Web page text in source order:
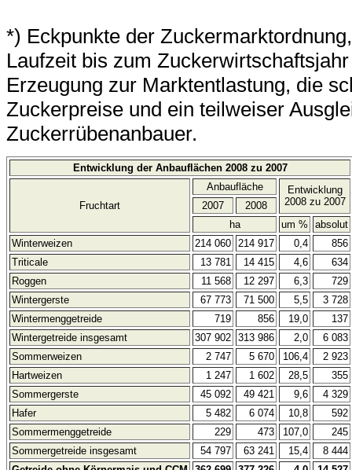
*) Eckpunkte der
Laufzeit bis zum
Erzeugung zur Marktentlastung, die
Zuckerpreise und ein teilweiser
Zuckerrübenanbauer.
Entwicklung der Anbauflächen 2008 zu 2007
Fruchtart
Anbaufläche
Entwicklung
2008 zu 2007
2007
2008
ha
um %
absolut
Winterweizen
214 060 214 917 0,4
856
Triticale
13 781 14 415 4,6
634
Roggen
11 568 12 297 6,3
729
Wintergerste
67 773 71 500 5,5
3 728
Wintermenggetreide
719 856 19,0
137
Wintergetreide insgesamt
307 902 313 986 2,0
6 083
Sommerweizen
2 747 5 670 106,4
2 923
Hartweizen
1 247 1 602 28,5
355
Sommergerste
45 092 49 421 9,6
4 329
Hafer
5 482 6 074 10,8
592
Sommermenggetreide
229 473 107,0
245
Sommergetreide insgesamt
54 797 63 241 15,4
8 444